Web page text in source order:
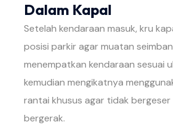
Dalam Kapal
Setelah kendaraan masuk, kru
posisi parkir agar muatan
menempatkan kendaraan sesuai
kemudian mengikatnya
rantai khusus agar tidak
bergerak.